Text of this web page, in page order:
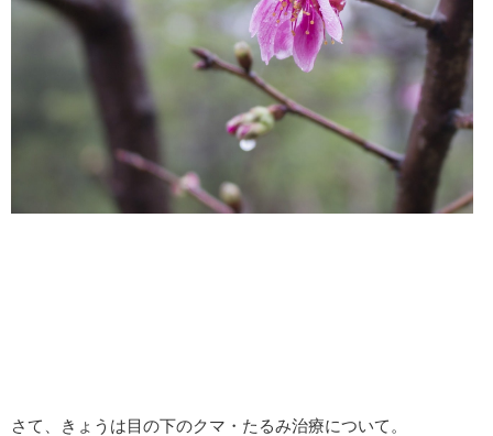
さて、きょうは目の下のクマ・たるみ治療について。